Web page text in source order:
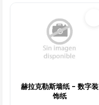
赫拉克勒斯墙纸 - 数字装
饰纸